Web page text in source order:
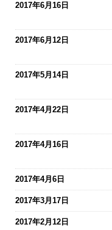
2017年6月16日
2017年6月12日
2017年5月14日
2017年4月22日
2017年4月16日
2017年4月6日
2017年3月17日
2017年2月12日